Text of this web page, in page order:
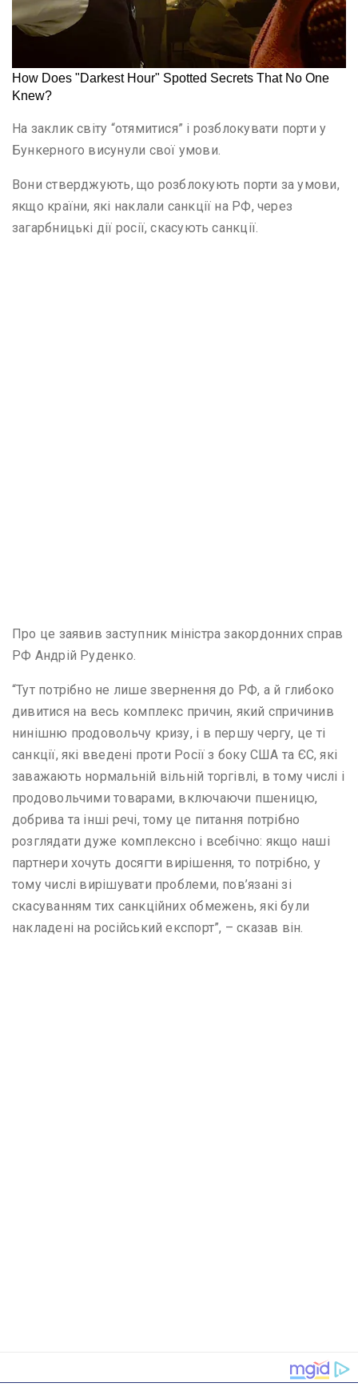
На заклик світу “отямитися” і розблокувати порти у
Бункерного висунули свої умови.
Вони стверджують, що розблокують порти за умови,
якщо країни, які наклали санкції на РФ, через
загарбницькі дії росії, скасують санкції.
Про це заявив заступник міністра закордонних справ
РФ Андрій Руденко.
“Тут потрібно не лише звернення до РФ, а й глибоко
дивитися на весь комплекс причин, який спричинив
нинішню продовольчу кризу, і в першу чергу, це ті
санкції, які введені проти Росії з боку США та ЄС, які
заважають нормальній вільній торгівлі, в тому числі і
продовольчими товарами, включаючи пшеницю,
добрива та інші речі, тому це питання потрібно
розглядати дуже комплексно і всебічно: якщо наші
партнери хочуть досягти вирішення, то потрібно, у
тому числі вирішувати проблеми, пов’язані зі
скасуванням тих санкційних обмежень, які були
накладені на російський експорт”, – сказав він.